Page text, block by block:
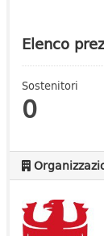
Elenco
Sostenitori
0